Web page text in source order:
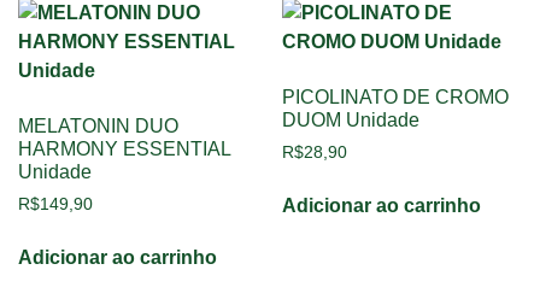
MELATONIN DUO
HARMONY ESSENTIAL
Unidade
R$149,90
Adicionar ao carrinho
PICOLINATO DE CROMO
DUOM Unidade
R$28,90
Adicionar ao carrinho